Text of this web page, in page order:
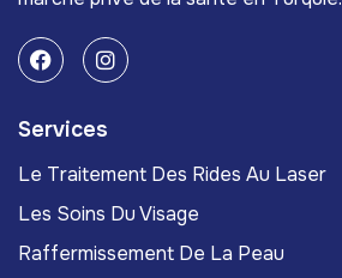
Services
Le Traitement Des Rides Au Laser
Les Soins Du Visage
Raffermissement De La Peau